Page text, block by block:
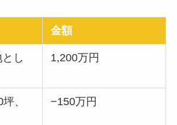
金額
し
1,200万円
、
−150万円